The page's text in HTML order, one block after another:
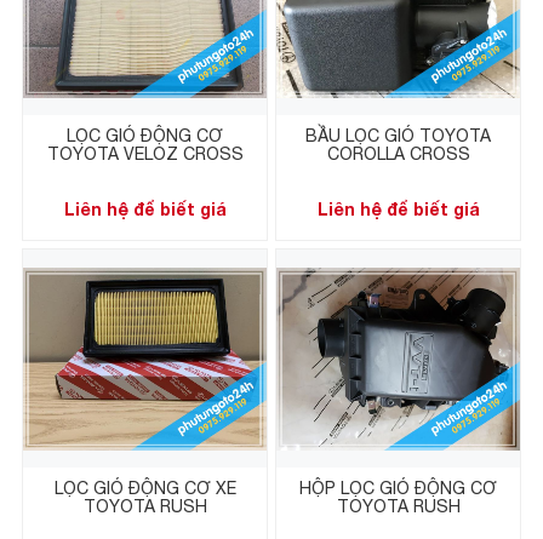
LỌC GIÓ ĐỘNG CƠ
TOYOTA VELOZ CROSS
Liên hệ để biết giá
BẦU LỌC GIÓ TOYOTA
COROLLA CROSS
Liên hệ để biết giá
LỌC GIÓ ĐỘNG CƠ XE
TOYOTA RUSH
HỘP LỌC GIÓ ĐỘNG CƠ
TOYOTA RUSH